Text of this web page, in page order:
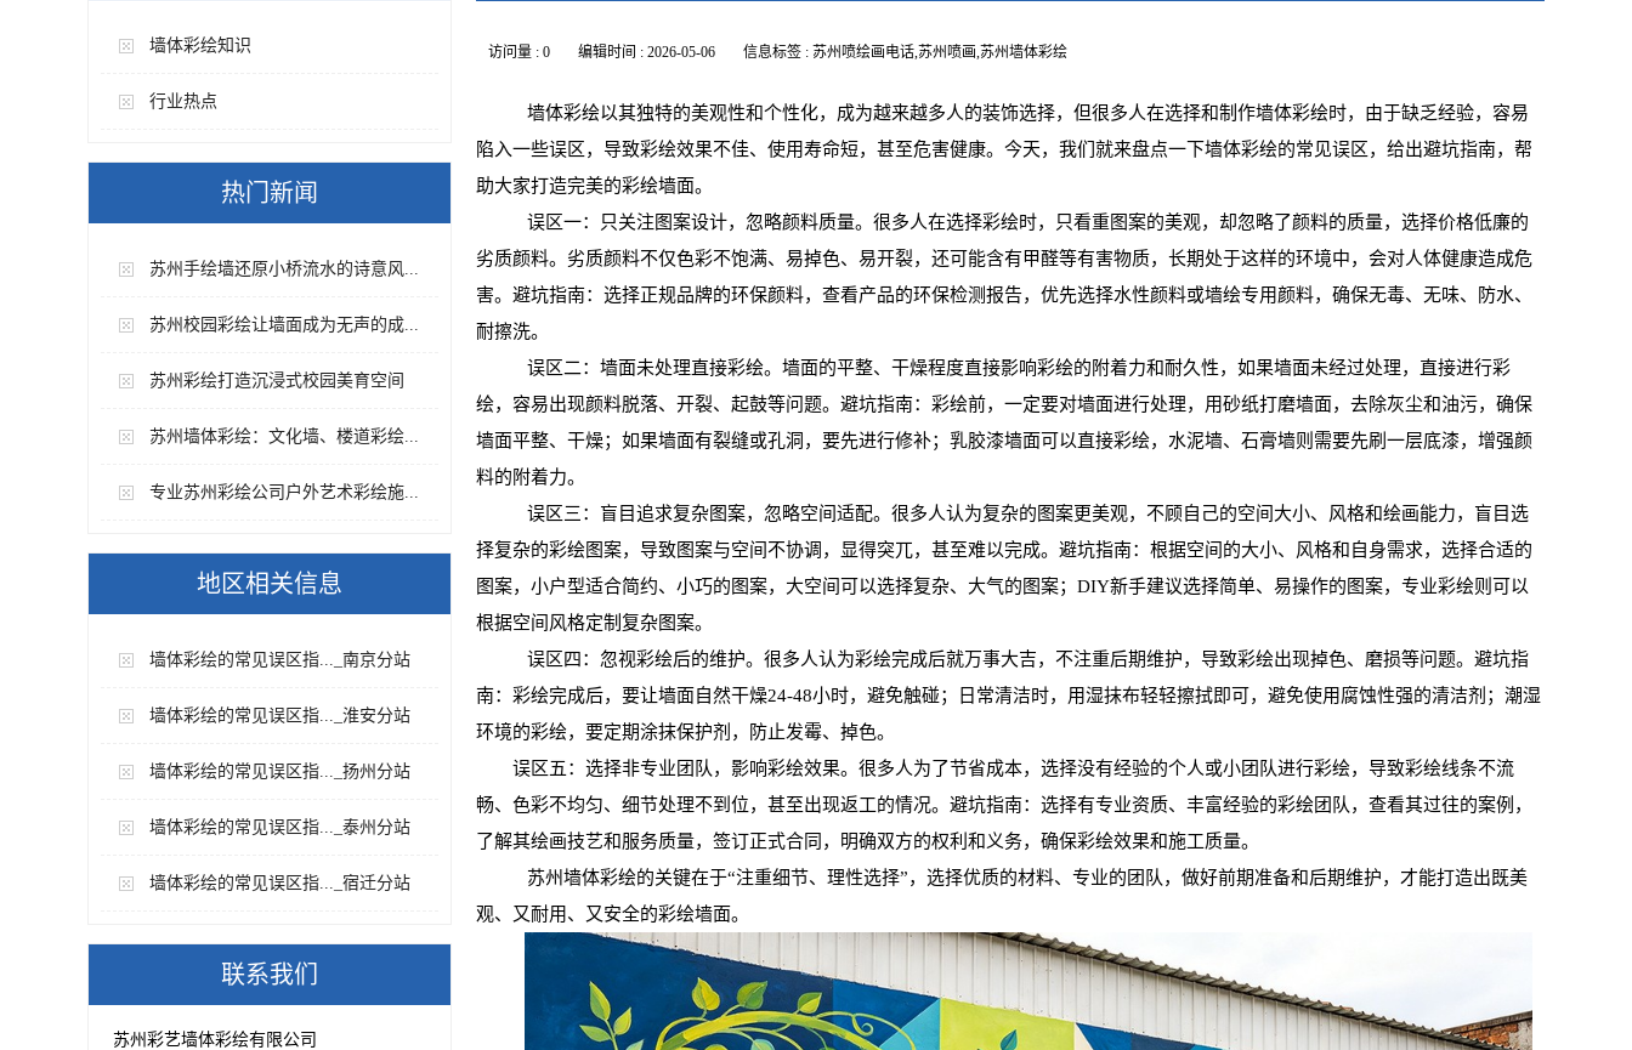
墙体彩绘知识
行业热点
热门新闻
苏州手绘墙还原小桥流水的诗意风...
苏州校园彩绘让墙面成为无声的成...
苏州彩绘打造沉浸式校园美育空间
苏州墙体彩绘：文化墙、楼道彩绘...
专业苏州彩绘公司户外艺术彩绘施...
地区相关信息
墙体彩绘的常见误区指..._南京分站
墙体彩绘的常见误区指..._淮安分站
墙体彩绘的常见误区指..._扬州分站
墙体彩绘的常见误区指..._泰州分站
墙体彩绘的常见误区指..._宿迁分站
联系我们
苏州彩艺墙体彩绘有限公司
访问量 : 0 编辑时间 : 2026-05-06 信息标签 : 苏州喷绘画电话,苏州喷画,苏州墙体彩绘
墙体彩绘以其独特的美观性和个性化，成为越来越多人的装饰选择，但很多人在选择和制作墙体彩绘时，由于缺乏经验，容易
陷入一些误区，导致彩绘效果不佳、使用寿命短，甚至危害健康。今天，我们就来盘点一下墙体彩绘的常见误区，给出避坑指南，帮
助大家打造完美的彩绘墙面。
误区一：只关注图案设计，忽略颜料质量。很多人在选择彩绘时，只看重图案的美观，却忽略了颜料的质量，选择价格低廉的
劣质颜料。劣质颜料不仅色彩不饱满、易掉色、易开裂，还可能含有甲醛等有害物质，长期处于这样的环境中，会对人体健康造成危
害。避坑指南：选择正规品牌的环保颜料，查看产品的环保检测报告，优先选择水性颜料或墙绘专用颜料，确保无毒、无味、防水、
耐擦洗。
误区二：墙面未处理直接彩绘。墙面的平整、干燥程度直接影响彩绘的附着力和耐久性，如果墙面未经过处理，直接进行彩
绘，容易出现颜料脱落、开裂、起鼓等问题。避坑指南：彩绘前，一定要对墙面进行处理，用砂纸打磨墙面，去除灰尘和油污，确保
墙面平整、干燥；如果墙面有裂缝或孔洞，要先进行修补；乳胶漆墙面可以直接彩绘，水泥墙、石膏墙则需要先刷一层底漆，增强颜
料的附着力。
误区三：盲目追求复杂图案，忽略空间适配。很多人认为复杂的图案更美观，不顾自己的空间大小、风格和绘画能力，盲目选
择复杂的彩绘图案，导致图案与空间不协调，显得突兀，甚至难以完成。避坑指南：根据空间的大小、风格和自身需求，选择合适的
图案，小户型适合简约、小巧的图案，大空间可以选择复杂、大气的图案；DIY新手建议选择简单、易操作的图案，专业彩绘则可以
根据空间风格定制复杂图案。
误区四：忽视彩绘后的维护。很多人认为彩绘完成后就万事大吉，不注重后期维护，导致彩绘出现掉色、磨损等问题。避坑指
南：彩绘完成后，要让墙面自然干燥24-48小时，避免触碰；日常清洁时，用湿抹布轻轻擦拭即可，避免使用腐蚀性强的清洁剂；潮湿
环境的彩绘，要定期涂抹保护剂，防止发霉、掉色。
误区五：选择非专业团队，影响彩绘效果。很多人为了节省成本，选择没有经验的个人或小团队进行彩绘，导致彩绘线条不流
畅、色彩不均匀、细节处理不到位，甚至出现返工的情况。避坑指南：选择有专业资质、丰富经验的彩绘团队，查看其过往的案例，
了解其绘画技艺和服务质量，签订正式合同，明确双方的权利和义务，确保彩绘效果和施工质量。
苏州墙体彩绘的关键在于“注重细节、理性选择”，选择优质的材料、专业的团队，做好前期准备和后期维护，才能打造出既美
观、又耐用、又安全的彩绘墙面。